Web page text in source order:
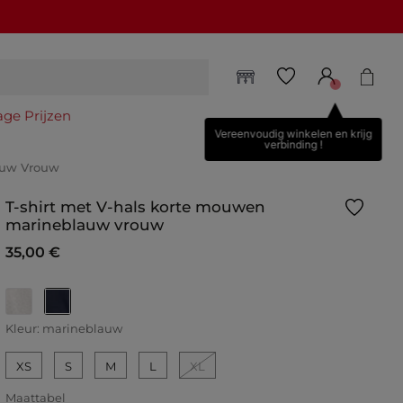
Vereenvoudig winkelen en krijg
verbinding !
Prijzen
Vrouw
T-shirt met V-hals korte mouwen
marineblauw vrouw
35,00 €
geselecteerd
Kleur: marineblauw
XS S M L XL
Maattabel